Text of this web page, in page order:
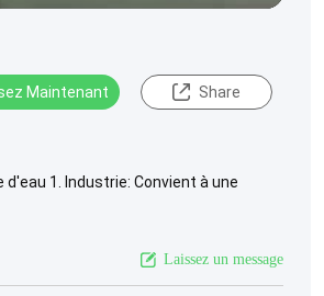
Maintenant Share
1. Industrie: Convient à une
Laissez un message